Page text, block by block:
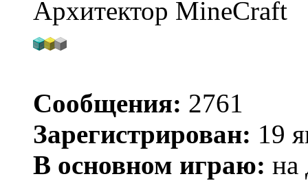
Архитектор MineCraft
Сообщения: 2761
Зарегистрирован: 19
В основном играю: на